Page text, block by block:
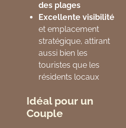
des plages
Excellente visibilité
et emplacement
stratégique, attirant
aussi bien les
touristes que les
résidents locaux
Idéal pour un
Couple